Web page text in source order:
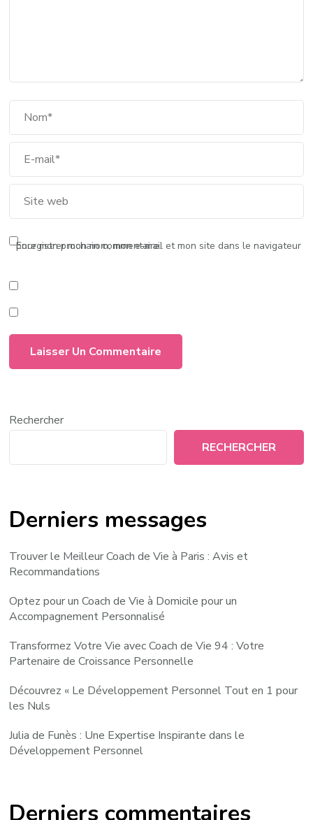
Enregistrer mon nom, mon e-mail et mon site dans le navigateur pour mon prochain commentaire.
Rechercher
RECHERCHER
Derniers messages
Trouver le Meilleur Coach de Vie à Paris : Avis et
Recommandations
Optez pour un Coach de Vie à Domicile pour un
Accompagnement Personnalisé
Transformez Votre Vie avec Coach de Vie 94 : Votre
Partenaire de Croissance Personnelle
Découvrez « Le Développement Personnel Tout en 1 pour
les Nuls
Julia de Funès : Une Expertise Inspirante dans le
Développement Personnel
Derniers commentaires